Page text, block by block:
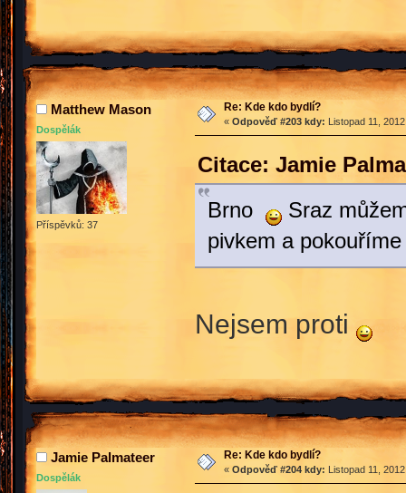
Matthew Mason
Dospělák
Příspěvků: 37
Re: Kde kdo bydlí?
« Odpověď #203 kdy: Listopad 11,
Citace: Jamie
Brno
Sraz
pivkem a
Nejsem proti
Jamie Palmateer
Dospělák
Re: Kde kdo bydlí?
« Odpověď #204 kdy: Listopad 11,